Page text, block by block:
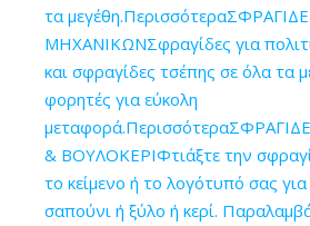
Σφραγίδες στο κέντρο της Αθήνας σε
γρήγορα και οικονομικά φτιάξτε τη
από μια μεγάλη ποικιλία
TOGAS"
τα μεγέθη.Περισσότερα
ΜΗΧΑΝΙΚΩΝΣφραγίδες για
και σφραγίδες τσέπης σε όλα τα
φορητές για εύκολη
μεταφορά.Περισσότερα
& ΒΟΥΛΟΚΕΡΙΦτιάξτε την
το κείμενο ή το λογότυπό σας
σαπούνι ή ξύλο ή κερί.